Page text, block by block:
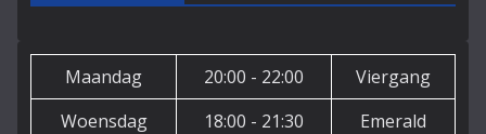
Maandag 20:00 - 22:00
Viergang
Woensdag
18:00 - 21:30
Emerald